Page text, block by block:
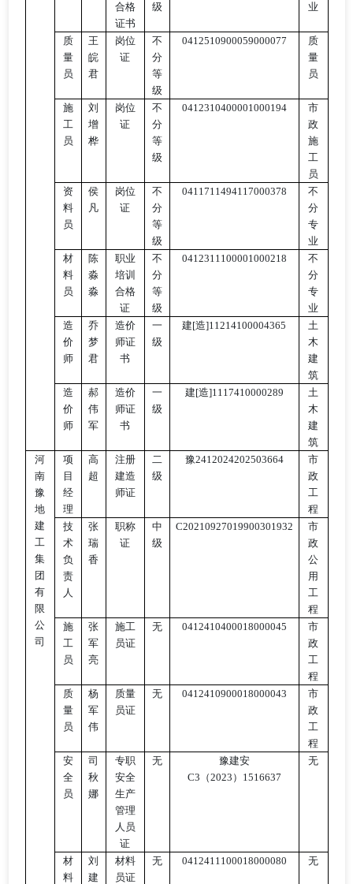
合格
证书
级
业
质
量
员
王
皖
君
岗位
证
不
分
等
级
0412510900059000077
质
量
员
施
工
员
刘
增
桦
岗位
证
不
分
等
级
0412310400001000194
市
政
施
工
员
资
料
员
侯
凡
岗位
证
不
分
等
级
0411711494117000378
不
分
专
业
材
料
员
陈
淼
淼
职业
培训
合格
证
不
分
等
级
0412311100001000218
不
分
专
业
造
价
师
乔
梦
君
造价
师证
书
一
级
建[造]11214100004365
土
木
建
筑
造
价
师
郝
伟
军
造价
师证
书
一
级
建[造]1117410000289
土
木
建
筑
河
南
豫
地
建
工
集
团
有
限
公
司
项
目
经
理
高
超
注册
建造
师证
二
级
豫2412024202503664
市
政
工
程
技
术
负
责
人
张
瑞
香
职称
证
中
级
C20210927019900301932
市
政
公
用
工
程
施
工
员
张
军
亮
施工
员证
无 0412410400018000045
市
政
工
程
质
量
员
杨
军
伟
质量
员证
无 0412410900018000043
市
政
工
程
安
全
员
司
秋
娜
专职
安全
生产
管理
人员
证
无
豫建安
C3（2023）1516637
无
材
料
刘
建
材料
员证
无 0412411100018000080 无